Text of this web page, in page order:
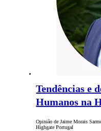
Tendências e
Humanos na
Opinião de Jaime Morais
Highgate Portugal